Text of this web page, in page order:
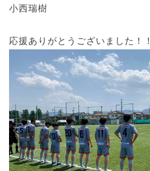
小西瑞樹
応援ありがとうございました！！